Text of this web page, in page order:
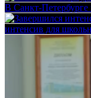
В
интенсив для